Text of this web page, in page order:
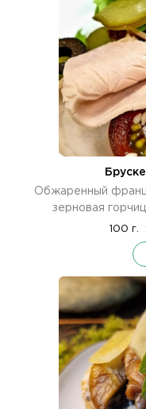
Обжаренный
зерновая
100 г.